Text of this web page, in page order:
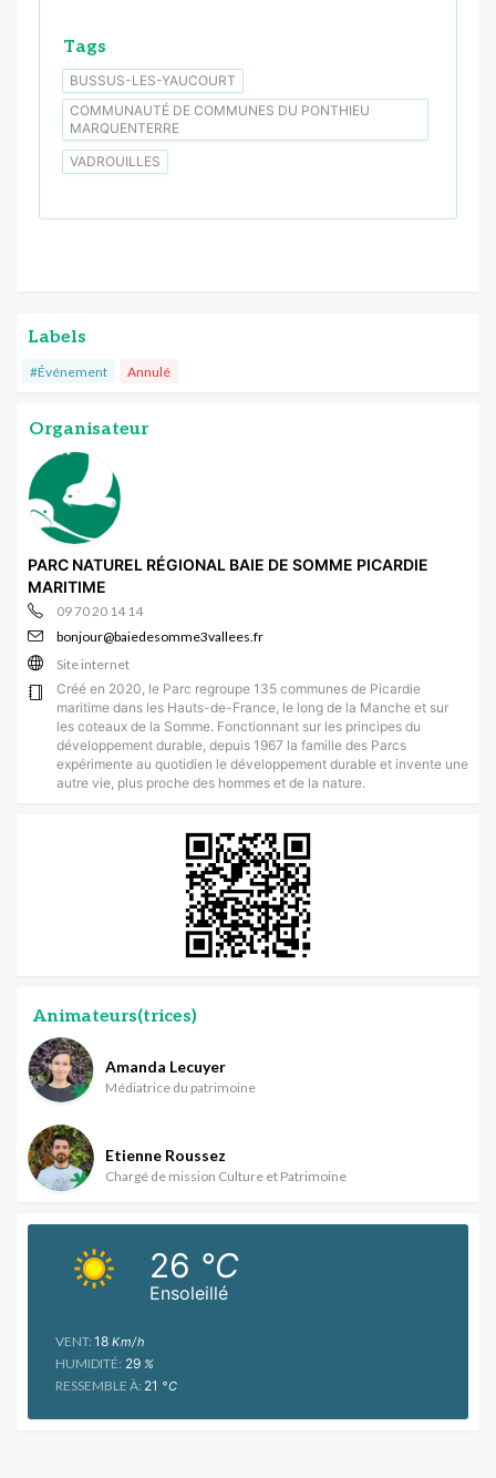
Tags
BUSSUS-LES-YAUCOURT
COMMUNAUTÉ DE COMMUNES DU PONTHIEU
MARQUENTERRE
VADROUILLES
Labels
#Événement Annulé
Organisateur
PARC NATUREL RÉGIONAL BAIE DE SOMME PICARDIE
MARITIME
09 70 20 14 14
bonjour@baiedesomme3vallees.fr
Site internet
Créé en 2020, le Parc regroupe 135 communes de Picardie
maritime dans les Hauts-de-France, le long de la Manche et sur
les coteaux de la Somme. Fonctionnant sur les principes du
développement durable, depuis 1967 la famille des Parcs
expérimente au quotidien le développement durable et invente une
autre vie, plus proche des hommes et de la nature.
Animateurs(trices)
Amanda Lecuyer
Médiatrice du patrimoine
Etienne Roussez
Chargé de mission Culture et Patrimoine
Ensoleillé
26 °C
VENT: 18 Km/h
HUMIDITÉ: 29 %
RESSEMBLE À: 21 °C